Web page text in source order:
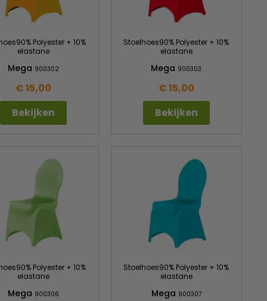
Polyester + 10%
elastane
Mega 900302
€ 15,00
Bekijken
Stoelhoes90% Polyester + 10%
elastane
Mega 900303
€ 15,00
Bekijken
Polyester + 10%
elastane
Mega 900306
Stoelhoes90% Polyester + 10%
elastane
Mega 900307